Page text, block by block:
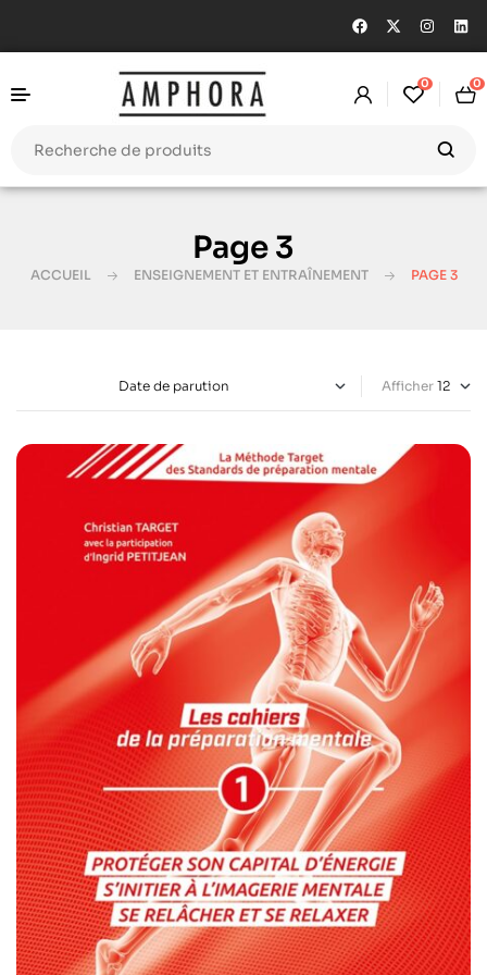
0 0
Page 3
ACCUEIL ENSEIGNEMENT ET ENTRAÎNEMENT PAGE 3
Afficher